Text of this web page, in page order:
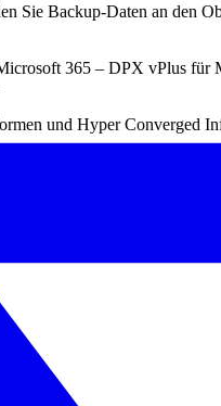
Sie Backup-Daten an den
365 – DPX vPlus
und Hyper